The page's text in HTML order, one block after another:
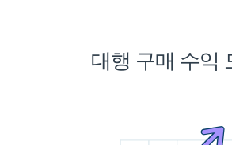
대행 구매 수익